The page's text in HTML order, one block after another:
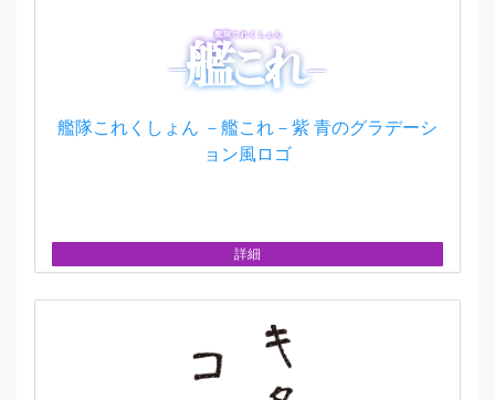
艦隊これくしょん －艦これ－紫 青のグラデーシ
ョン風ロゴ
詳細